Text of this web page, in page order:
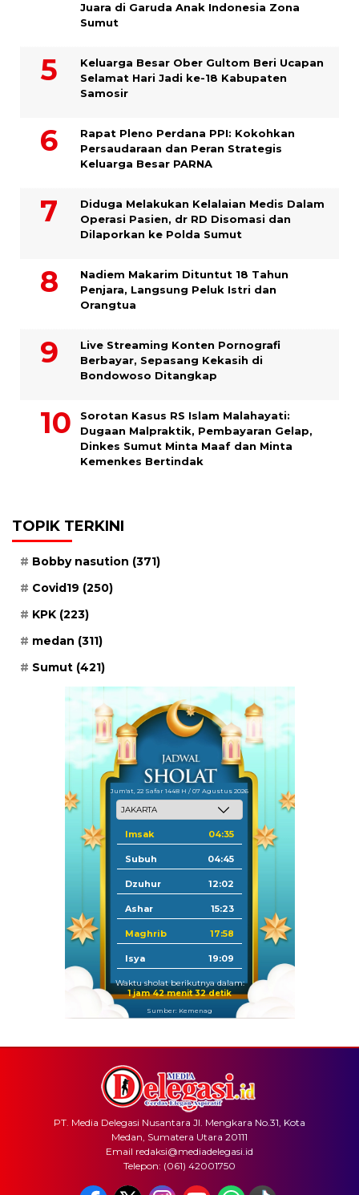
Juara di Garuda Anak Indonesia Zona
Sumut
Keluarga Besar Ober Gultom Beri Ucapan
Selamat Hari Jadi ke-18 Kabupaten
Samosir
Rapat Pleno Perdana PPI: Kokohkan
Persaudaraan dan Peran Strategis
Keluarga Besar PARNA
Diduga Melakukan Kelalaian Medis Dalam
Operasi Pasien, dr RD Disomasi dan
Dilaporkan ke Polda Sumut
​Nadiem Makarim Dituntut 18 Tahun
Penjara, Langsung Peluk Istri dan
Orangtua
Live Streaming Konten Pornografi
Berbayar, Sepasang Kekasih di
Bondowoso Ditangkap
Sorotan Kasus RS Islam Malahayati:
Dugaan Malpraktik, Pembayaran Gelap,
Dinkes Sumut Minta Maaf dan Minta
Kemenkes Bertindak
TOPIK TERKINI
Bobby nasution (371)
Covid19 (250)
KPK (223)
medan (311)
Sumut (421)
Jum'at, 22 Safar 1448 H / 07 Agustus 2026
Imsak 04:35
Subuh 04:45
Dzuhur 12:02
Ashar 15:23
Maghrib 17:58
Isya 19:09
Waktu sholat berikutnya dalam:
1 jam 42 menit 32 detik
Sumber: Kemenag
PT. Media Delegasi Nusantara Jl. Mengkara No.31, Kota
Medan, Sumatera Utara 20111
Email redaksi@mediadelegasi.id
Telepon: (061) 42001750